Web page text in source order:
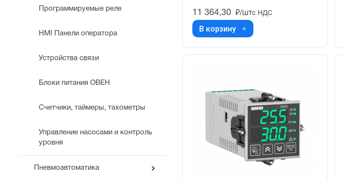
Программируемые реле
HMI Панели оператора
Устройства связи
Блоки питания ОВЕН
Счетчики, таймеры, тахометры
Управление насосами и контроль
уровня
Пневмоавтоматика
11 364,30 ₽/штс НДС
В корзину